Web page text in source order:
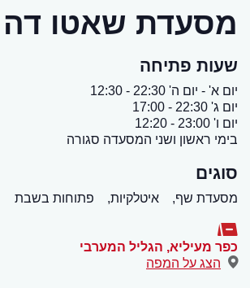
מסעדת שאטו דה
שעות פתיחה
יום א' - יום ה' 22:30 - 12:30
יום ג' 22:30 - 17:00
יום ו' 23:00 - 12:20
בימי ראשון ושני המסעדה סגורה
סוגים
מסעדת שף, איטלקיות,
פתוחות בשבת
כפר מעיליא, הגליל המערבי
הצג על המפה